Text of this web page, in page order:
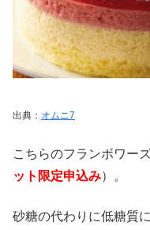
出典： オムニ7
こちらのフランボワー
ット限定申込み）。
砂糖の代わりに低糖質